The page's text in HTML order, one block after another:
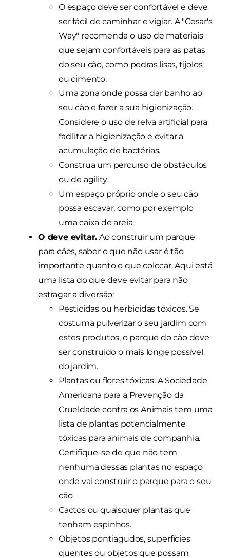
O espaço deve ser confortável e deve
ser fácil de caminhar e vigiar. A "Cesar's
Way" recomenda o uso de materiais
que sejam confortáveis para as patas
do seu cão, como pedras lisas, tijolos
ou cimento.
Uma zona onde possa dar banho ao
seu cão e fazer a sua higienização.
Considere o uso de relva artificial para
facilitar a higienização e evitar a
acumulação de bactérias.
Construa um percurso de obstáculos
ou de agility.
Um espaço próprio onde o seu cão
possa escavar, como por exemplo
uma caixa de areia.
O deve evitar. Ao construir um parque
para cães, saber o que não usar é tão
importante quanto o que colocar. Aqui está
uma lista do que deve evitar para não
estragar a diversão:
Pesticidas ou herbicidas tóxicos. Se
costuma pulverizar o seu jardim com
estes produtos, o parque do cão deve
ser construido o mais longe possível
do jardim.
Plantas ou flores tóxicas. A Sociedade
Americana para a Prevenção da
Crueldade contra os Animais tem uma
lista de plantas potencialmente
tóxicas para animais de companhia.
Certifique-se de que não tem
nenhuma dessas plantas no espaço
onde vai construir o parque para o seu
cão.
Cactos ou quaisquer plantas que
tenham espinhos.
Objetos pontiagudos, superfícies
quentes ou objetos que possam